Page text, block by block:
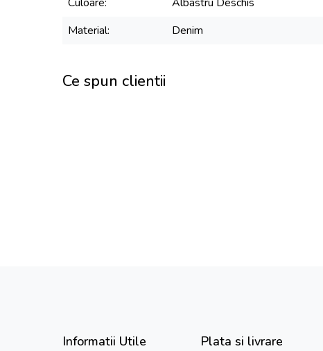
Material
Denim
Ce spun clientii
Informatii Utile Plata si livrare